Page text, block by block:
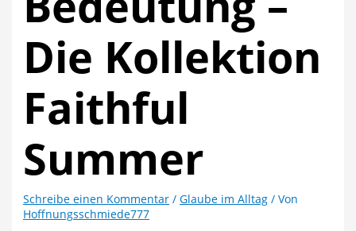
Die Kollektion
Faithful
Summer
Schreibe einen Kommentar /Glaube im Alltag / Von
Hoffnungsschmiede777